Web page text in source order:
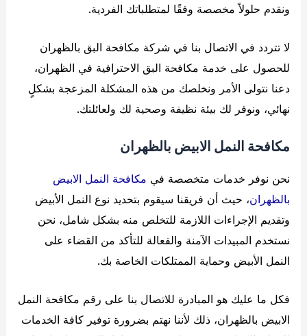
ونقدم حلولاً مخصصة وفقًا لمتطلباتك الفردية.
لا تتردد في الاتصال بنا في شركة مكافحة البق بالظهران
للحصول على خدمة مكافحة البق الاحترافية في الظهران،
دعنا نتولى الأمر ونخلصك من هذه المشكلة المزعجة بشكلٍ
نهائي، ونوفر لك بيئة نظيفة وصحية لك ولعائلتك.
مكافحة النمل الابيض بالظهران
نحن نوفر خدمات متخصصة في مكافحة النمل الابيض
بالظهران، حيث أن فريقنا سيقوم بتحديد نوع النمل الأبيض
وتقديم الإجراءات اللازمة للتخلص منه بشكل شامل، نحن
نستخدم المبيدات الآمنة والفعالة للتأكد من القضاء على
النمل الأبيض وحماية الممتلكات الخاصة بك.
فكل ما عليك هو المبادرة للاتصال بنا على رقم مكافحة النمل
الابيض بالظهران، ذلك لأننا نهتم بضرورة توفير كافة الخدمات